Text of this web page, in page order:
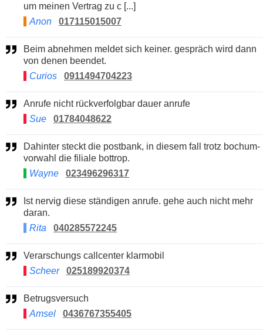
um meinen Vertrag zu c [...]
Anon
017115015007
Beim abnehmen meldet sich keiner. gespräch wird dann
von denen beendet.
Curios
0911494704223
Anrufe nicht rückverfolgbar dauer anrufe
Sue
01784048622
Dahinter steckt die postbank, in diesem fall trotz bochum-
vorwahl die filiale bottrop.
Wayne
023496296317
daran.
Rita
040285572245
Verarschungs callcenter klarmobil
Scheer
025189920374
Betrugsversuch
Amsel
0436767355405